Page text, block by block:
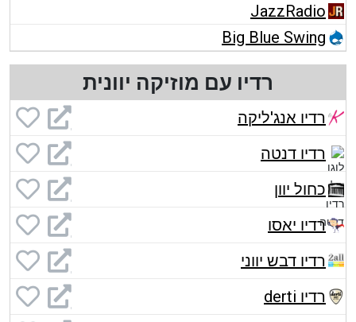
JazzRadio
Big Blue Swing
רדיו עם מוזיקה יוונית
רדיו אנג'ליקה
רדיו דנטה
כחול יוון
רדיו יאסו
רדיו דבש יווני
רדיו derti